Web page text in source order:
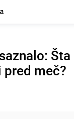
meč?